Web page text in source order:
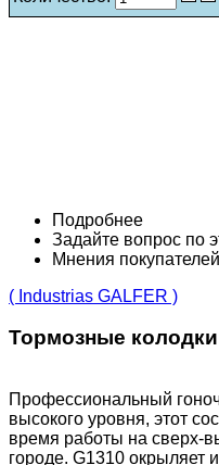
Подробнее
Задайте вопрос по
Мнения покупателей
( Industrias GALFER )
Тормозные колодки
Профессиональный
высокого уровня, этот
время работы на сверх-
городе. G1310 окрыляет